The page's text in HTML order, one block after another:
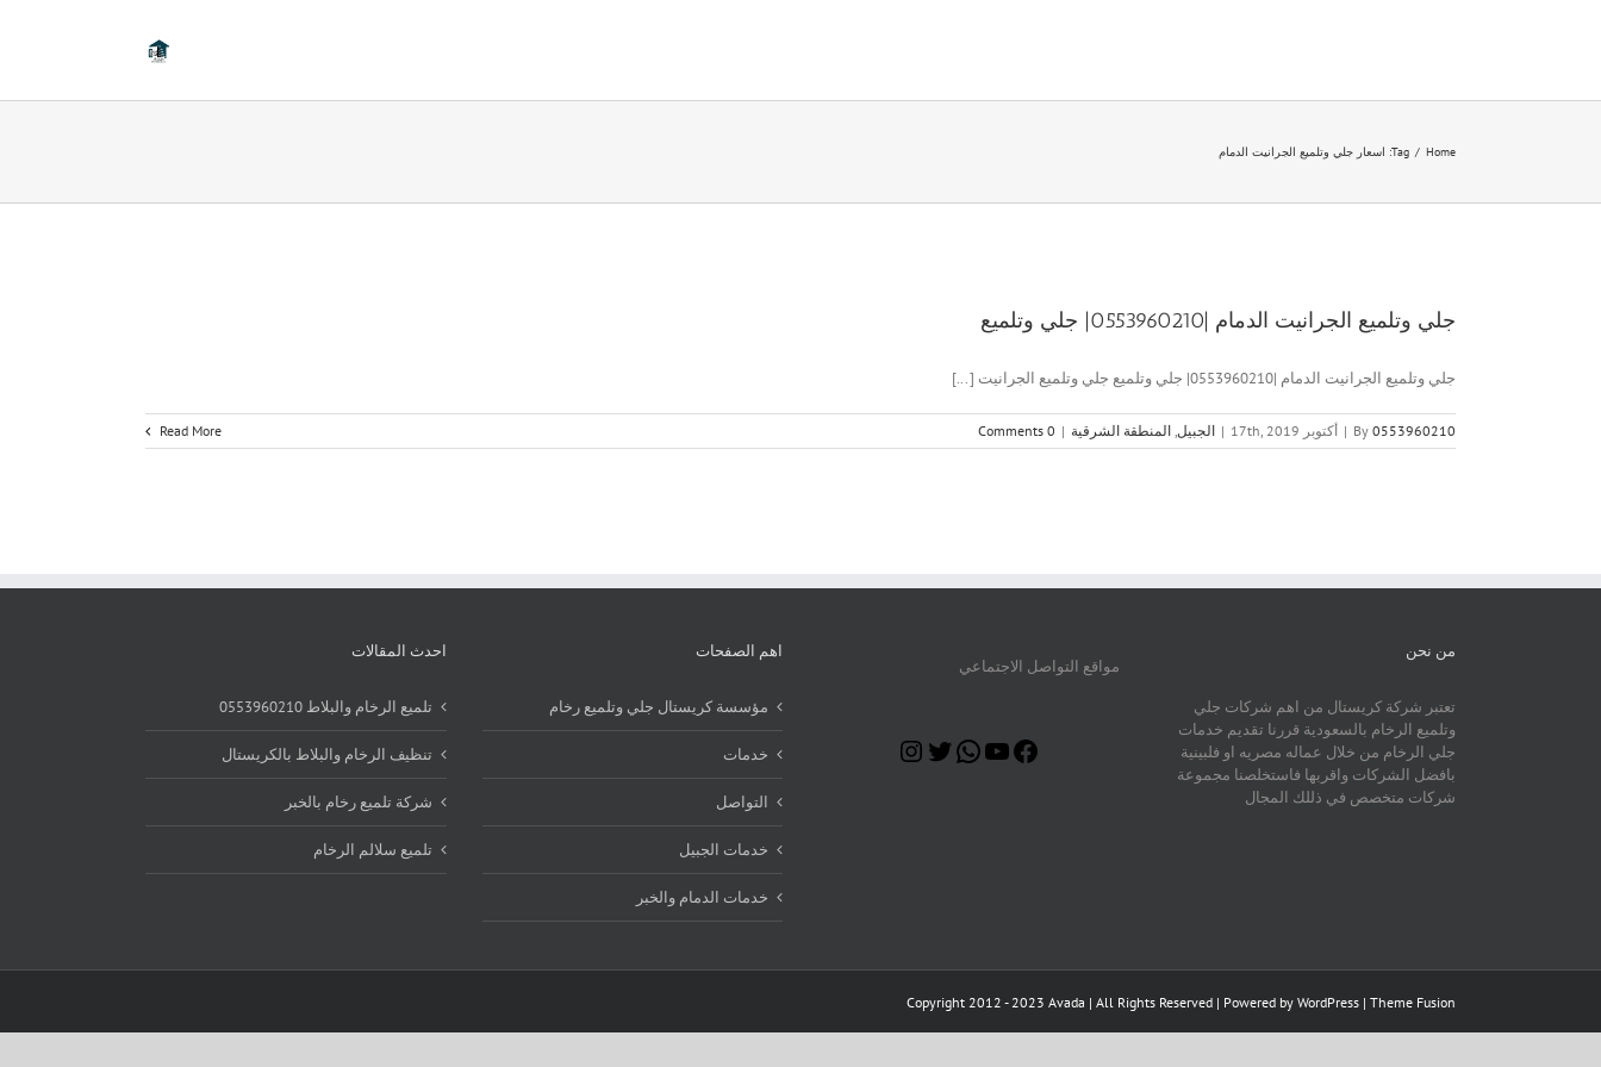
Home
/
Tag: اسعار جلي وتلميع الجرانيت الدمام
جلي وتلميع الجرانيت الدمام |0553960210| جلي وتلميع
جلي وتلميع الجرانيت الدمام |0553960210| جلي وتلميع جلي وتلميع الجرانيت [...]
By 0553960210
| أكتوبر 17th, 2019 | الجبيل المنطقة الشرقية |
0 Comments
Read More
من نحن
تعتبر شركة كريستال من اهم شركات جلي
وتلميع الرخام بالسعودية قررنا تقديم خدمات
جلي الرخام من خلال عماله مصريه او فلبينية
بافضل الشركات واقربها فاستخلصنا مجموعة
شركات متخصص في ذللك المجال
مواقع التواصل الاجتماعي
Facebook
YouTube
WhatsApp
Twitter
اهم الصفحات
مؤسسة كريستال جلي وتلميع رخام
خدمات
التواصل
خدمات الجبيل
خدمات الدمام والخبر
احدث المقالات
تلميع الرخام والبلاط 0553960210
تنظيف الرخام والبلاط بالكريستال
شركة تلميع رخام بالخبر
تلميع سلالم الرخام
Copyright 2012 - 2023 Avada | All Rights Reserved | Powered by WordPress | Theme Fusion